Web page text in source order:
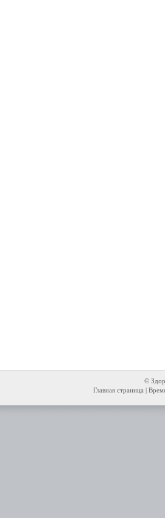
©
Главная страница|